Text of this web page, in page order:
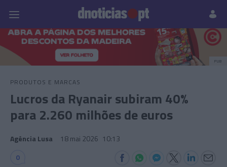
Prazeres Paisagens
PUB
PRODUTOS E MARCAS
Lucros da Ryanair subiram 40%
para 2.260 milhões de euros
Agência Lusa 18 mai 2026 10:13
0